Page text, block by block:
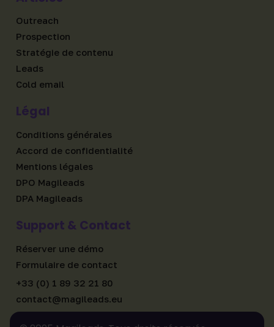
Outreach
Prospection
Stratégie de contenu
Leads
Cold email
Légal
Conditions générales
Accord de confidentialité
Mentions légales
DPO Magileads
DPA Magileads
Support & Contact
Réserver une démo
Formulaire de contact
+33 (0) 1 89 32 21 80
contact@magileads.eu